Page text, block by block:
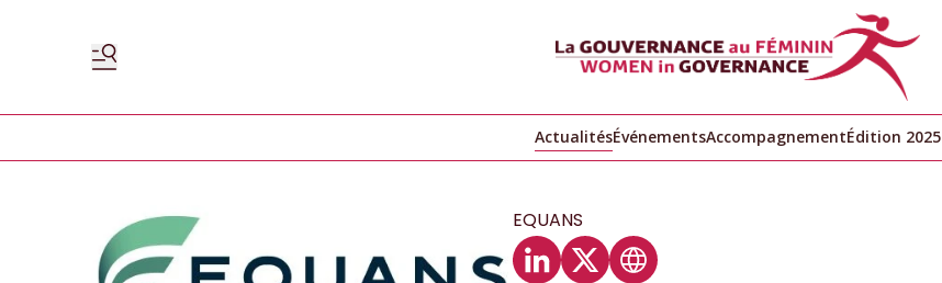
ActualitésÉvénementsAccompagnementÉdition 2025
EQUANS
Profil LinkedIn
Profil Twitter
Site web